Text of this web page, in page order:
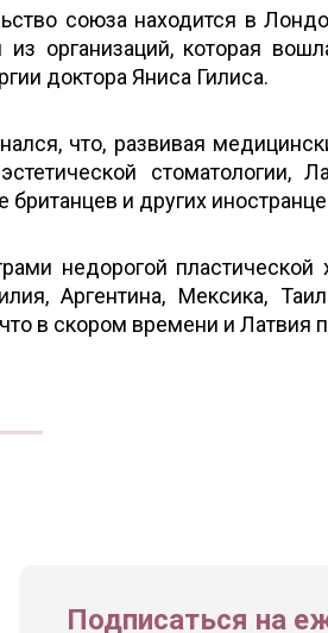
союза находится в
организаций, которая
доктора Яниса Гилиса.
что, развивая
стоматологии,
и других
недорогой пластической
Аргентина, Мексика,
в скором времени и Латвия
Подписаться на